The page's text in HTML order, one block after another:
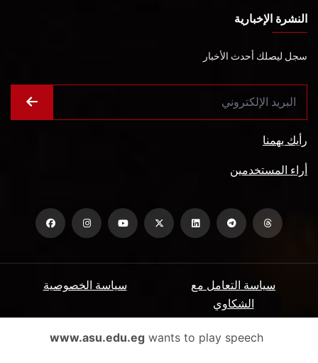
النشرة الإخبارية
سجل ليصلك أحدث الأخبار
رأيك يهمنا
أراء المستخدمين
سياسة الخصوصية
سياسة التعامل مع
الشكاوي
الأسئلة الشائعة ميثاق المتعاملين www.asu.edu.egwants to play speech